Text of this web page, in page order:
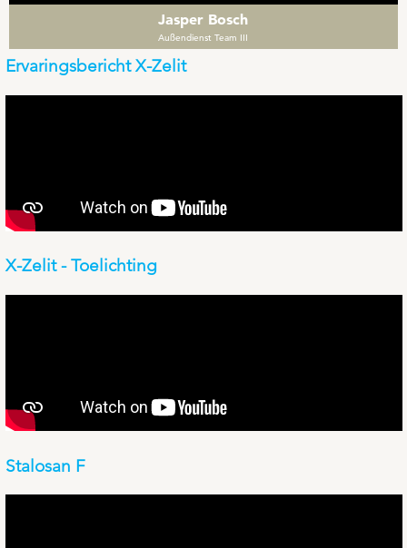
Jasper Bosch
Außendienst Team III
Ervaringsbericht X-Zelit
X-Zelit - Toelichting
Stalosan F